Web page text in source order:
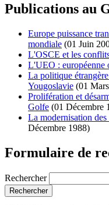
Publications au
Europe puissance
mondiale (01 Juin
L'OSCE et les
L'UEO : européenne
La politique
Yougoslavie (01
Prolifération et
Golfe (01 Décembre
La modernisation des
Décembre 1988)
Formulaire de
Rechercher